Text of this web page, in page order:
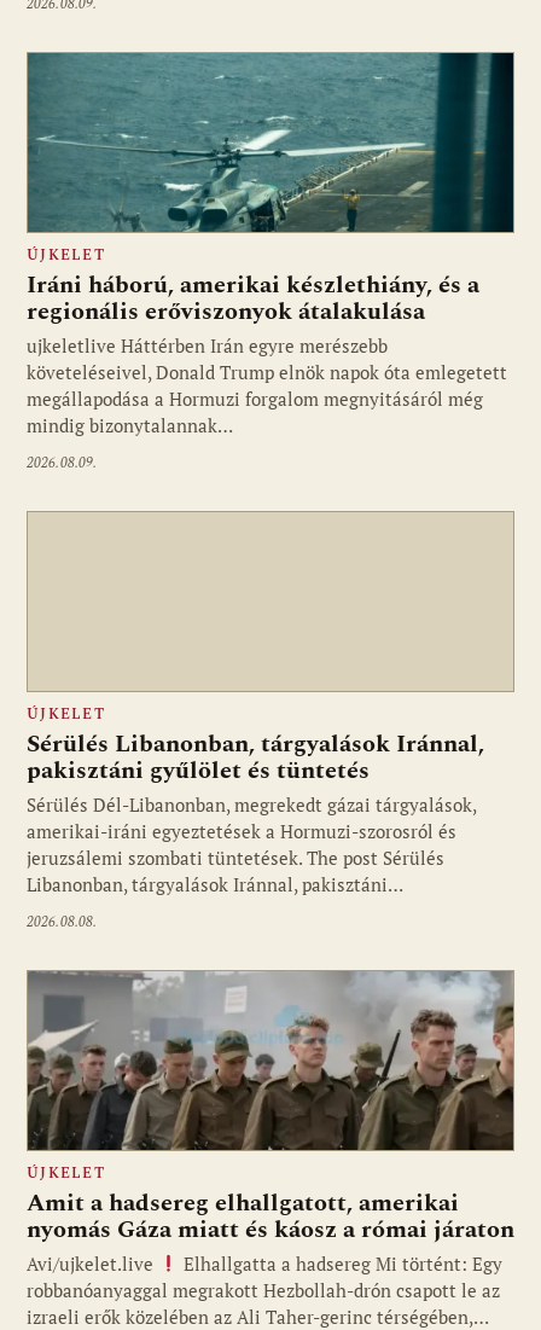
Fotó: ujkelet.live
ÚJKELET
Iráni háború, amerikai készlethiány, és a
regionális erőviszonyok átalakulása
ujkeletlive Háttérben Irán egyre merészebb
követeléseivel, Donald Trump elnök napok óta emlegetett
megállapodása a Hormuzi forgalom megnyitásáról még
mindig bizonytalannak…
2026.08.09.
ÚJKELET
Sérülés Libanonban, tárgyalások Iránnal,
pakisztáni gyűlölet és tüntetés
Sérülés Dél-Libanonban, megrekedt gázai tárgyalások,
amerikai-iráni egyeztetések a Hormuzi-szorosról és
jeruzsálemi szombati tüntetések. The post Sérülés
Libanonban, tárgyalások Iránnal, pakisztáni…
2026.08.08.
ÚJKELET
Amit a hadsereg elhallgatott, amerikai
nyomás Gáza miatt és káosz a római járaton
Avi/ujkelet.live
Elhallgatta a hadsereg Mi történt: Egy
robbanóanyaggal megrakott Hezbollah-drón csapott le az
izraeli erők közelében az Ali Taher-gerinc térségében,…